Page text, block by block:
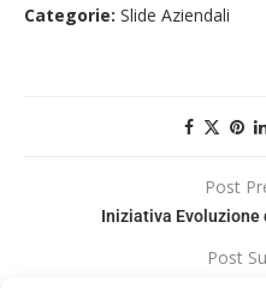
Categorie: Slide Aziendali
Post
Iniziativa
Post